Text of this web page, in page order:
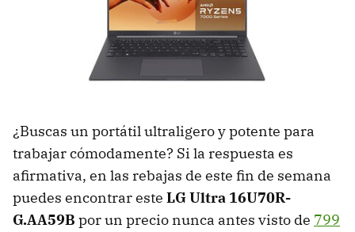
¿Buscas un portátil ultraligero y potente para
trabajar cómodamente? Si la respuesta es
afirmativa, en las rebajas de este fin de semana
puedes encontrar este LG Ultra 16U70R-
G.AA59B por un precio nunca antes visto de 799